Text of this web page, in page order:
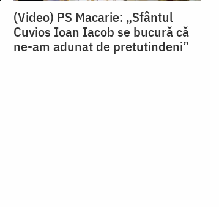
(Video) PS Macarie: „Sfântul
Cuvios Ioan Iacob se bucură că
ne-am adunat de pretutindeni”